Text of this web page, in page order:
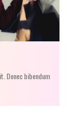
Donec bibendum